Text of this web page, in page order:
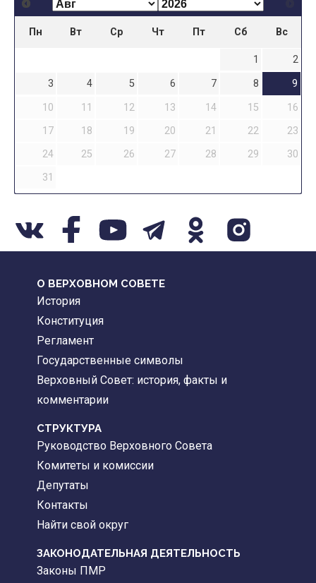
Пн Вт Ср Чт Пт Сб Вс
1
2
3
4 5 6 7 8
9
10
11 12 13 14 15
16
17
18 19 20 21 22
23
24
25 26 27 28 29
30
31
О ВЕРХОВНОМ СОВЕТЕ
История
Конституция
Регламент
Государственные символы
Верховный Совет: история, факты и
комментарии
CТРУКТУРА
Руководство Верховного Совета
Комитеты и комиссии
Депутаты
Контакты
Найти свой округ
ЗАКОНОДАТЕЛЬНАЯ ДЕЯТЕЛЬНОСТЬ
Законы ПМР